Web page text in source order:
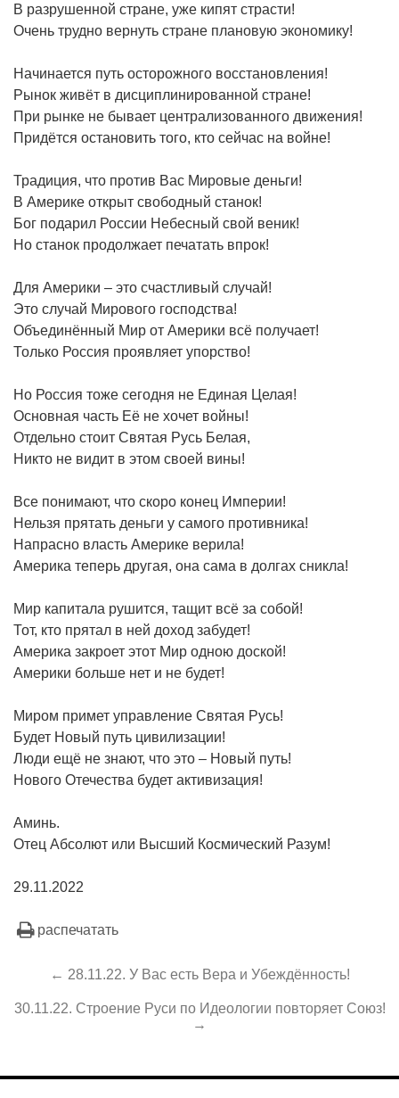
В разрушенной стране, уже кипят страсти!
Очень трудно вернуть стране плановую экономику!
Начинается путь осторожного восстановления!
Рынок живёт в дисциплинированной стране!
При рынке не бывает централизованного движения!
Придётся остановить того, кто сейчас на войне!
Традиция, что против Вас Мировые деньги!
В Америке открыт свободный станок!
Бог подарил России Небесный свой веник!
Но станок продолжает печатать впрок!
Для Америки – это счастливый случай!
Это случай Мирового господства!
Объединённый Мир от Америки всё получает!
Только Россия проявляет упорство!
Но Россия тоже сегодня не Единая Целая!
Основная часть Её не хочет войны!
Отдельно стоит Святая Русь Белая,
Никто не видит в этом своей вины!
Все понимают, что скоро конец Империи!
Нельзя прятать деньги у самого противника!
Напрасно власть Америке верила!
Америка теперь другая, она сама в долгах сникла!
Мир капитала рушится, тащит всё за собой!
Тот, кто прятал в ней доход забудет!
Америка закроет этот Мир одною доской!
Америки больше нет и не будет!
Миром примет управление Святая Русь!
Будет Новый путь цивилизации!
Люди ещё не знают, что это – Новый путь!
Нового Отечества будет активизация!
Аминь.
Отец Абсолют или Высший Космический Разум!
29.11.2022
распечатать
← 28.11.22. У Вас есть Вера и Убеждённость!
30.11.22. Строение Руси по Идеологии повторяет Союз!
→